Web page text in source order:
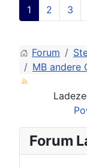
1 2 3
Forum
MB andere
Forum